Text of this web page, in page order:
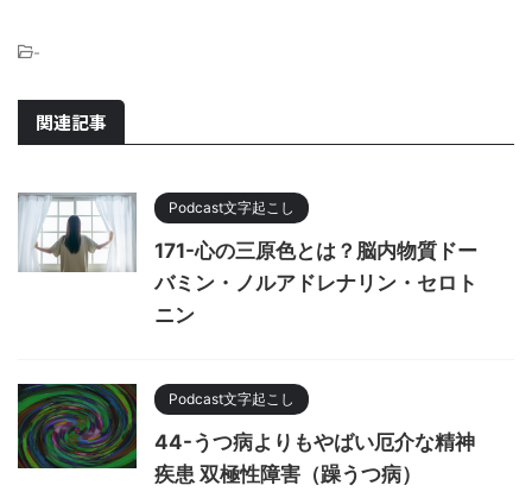
-
関連記事
Podcast文字起こし
171-心の三原色とは？脳内物質ドー
バミン・ノルアドレナリン・セロト
ニン
Podcast文字起こし
44-うつ病よりもやばい厄介な精神
疾患 双極性障害（躁うつ病）